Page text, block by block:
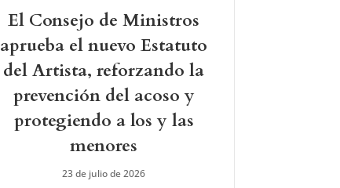
El Consejo de Ministros
aprueba el nuevo Estatuto
del Artista, reforzando la
prevención del acoso y
protegiendo a los y las
menores
23 de julio de 2026